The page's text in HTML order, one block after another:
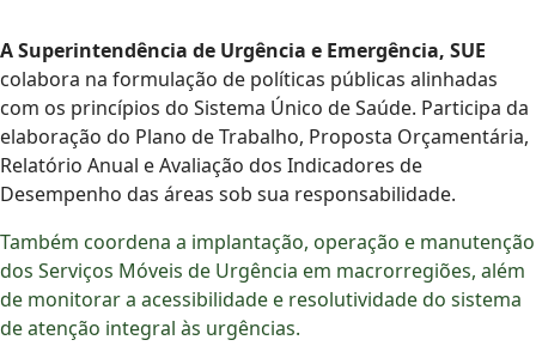
A Superintendência de Urgência e Emergência, SUE
colabora na formulação de políticas públicas alinhadas
com os princípios do Sistema Único de Saúde. Participa da
elaboração do Plano de Trabalho, Proposta Orçamentária,
Relatório Anual e Avaliação dos Indicadores de
Desempenho das áreas sob sua responsabilidade.
Também coordena a implantação, operação e manutenção
dos Serviços Móveis de Urgência em macrorregiões, além
de monitorar a acessibilidade e resolutividade do sistema
de atenção integral às urgências.